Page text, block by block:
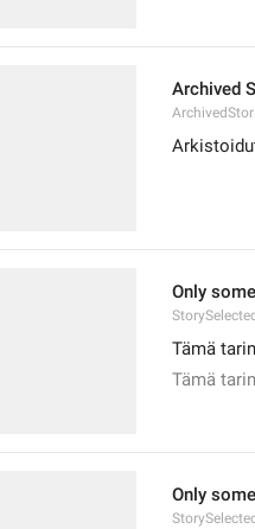
Archived
Only
Tämä
Tämä
Only